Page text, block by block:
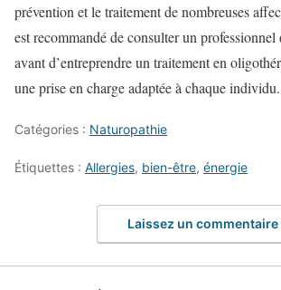
prévention et le traitement de nombreuses
est recommandé de consulter un
avant d’entreprendre un traitement en
une prise en charge adaptée à chaque individu.
Catégories : Naturopathie
Étiquettes : Allergies, bien-être, énergie
Laissez un commentaire